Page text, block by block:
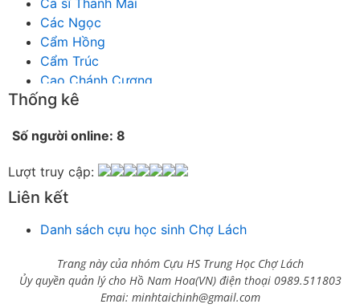
Ca sĩ Thanh Mai
Các Ngọc
Cẩm Hồng
Cẩm Trúc
Cao Chánh Cương
Cao Nhật Quyên
Chích Chị
Chu Trầm Nguyên Minh
Cò Bằng
Công Bình
Công Minh
Dang Chi
Thống kê
Số người online: 8
Lượt truy cập:
Liên kết
Danh sách cựu học sinh Chợ Lách
Trang này của nhóm Cựu HS Trung Học Chợ Lách
Ủy quyền quản lý cho Hồ Nam Hoa(VN) điện thoại 0989.511803
Emai: minhtaichinh@gmail.com